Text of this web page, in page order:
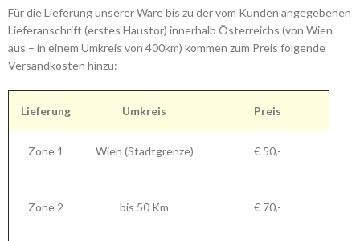
Für die Lieferung unserer Ware bis zu der vom Kunden angegebenen
Lieferanschrift (erstes Haustor) innerhalb Österreichs (von Wien
aus – in einem Umkreis von 400km) kommen zum Preis folgende
Versandkosten hinzu:
Lieferung Umkreis Preis
Zone 1 Wien (Stadtgrenze) € 50,-
Zone 2 bis 50 Km € 70,-